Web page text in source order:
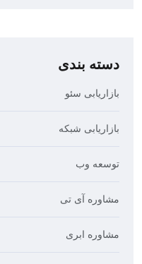
دسته بندی
بازاریابی سئو
بازاریابی شبکه
توسعه وب
مشاوره آی تی
مشاوره ابری